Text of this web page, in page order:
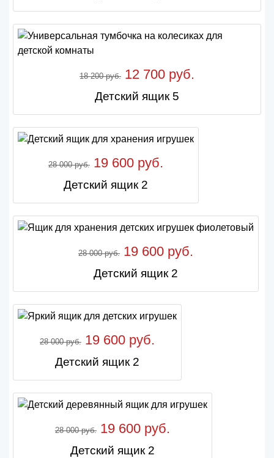
18 200 руб. 12 700 руб.
Детский ящик 5
28 000 руб. 19 600 руб.
Детский ящик 2
28 000 руб. 19 600 руб.
Детский ящик 2
28 000 руб. 19 600 руб.
Детский ящик 2
28 000 руб. 19 600 руб.
Детский ящик 2